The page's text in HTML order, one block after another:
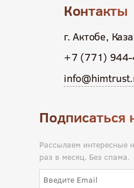
Контакты
г. Актобе,
+7 (771)
Подписаться
Рассылаем интересные
раз в месяц. Без спама.